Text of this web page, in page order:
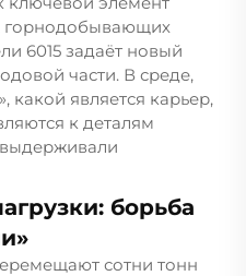
горнодобывающих
6015 задаёт новый
части. В среде,
какой является карьер,
к деталям
борьба
сотни тонн